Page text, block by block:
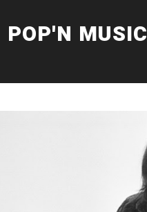
POP'N MUSIC